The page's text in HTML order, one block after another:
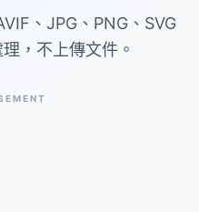
、JPG、PNG、SVG
，不上傳文件。